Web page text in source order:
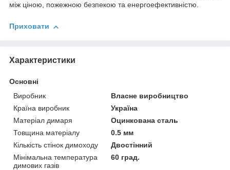
між ціною, пожежною безпекою та енергоефективністю.
Приховати
Характеристики
Основні
Виробник
Власне виробництво
Країна виробник
Україна
Матеріал димаря
Оцинкована сталь
Товщина матеріалу
0.5 мм
Кількість стінок димоходу
Двостінний
Мінімальна температура
димових газів
60 град.